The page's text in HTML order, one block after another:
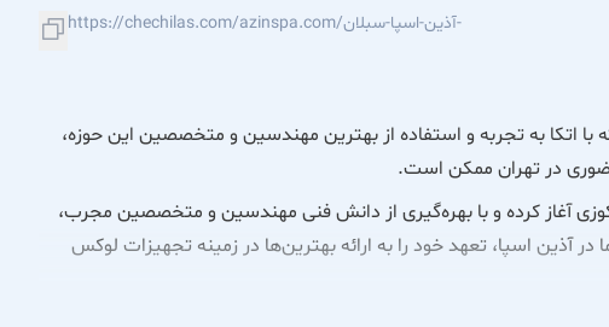
https://chechilas.com/azinspa.com/آذین-اسپا-سبلان-
و جکوزی، توانسته با اتکا به تجربه و استفاده از بهترین مهندسین و متخصصین این حوزه،
در تهران ممکن است.
تولید وان و جکوزی آغاز کرده و با بهره‌گیری از دانش فنی مهندسین و متخصصین مجرب،
در آذین اسپا، تعهد خود را به ارائه بهترین‌ها در زمینه تجهیزات لوکس